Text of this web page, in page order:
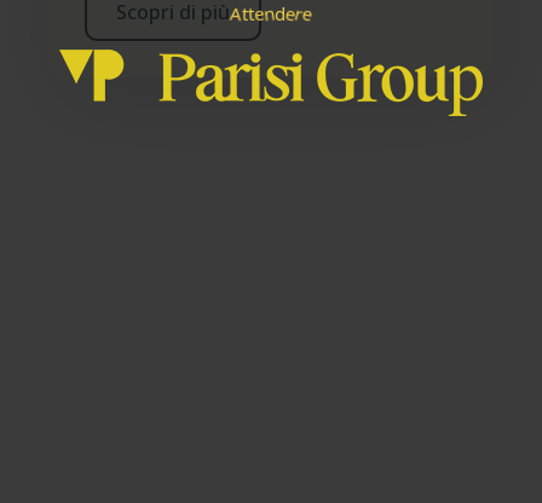
Attendere
Scopri di più